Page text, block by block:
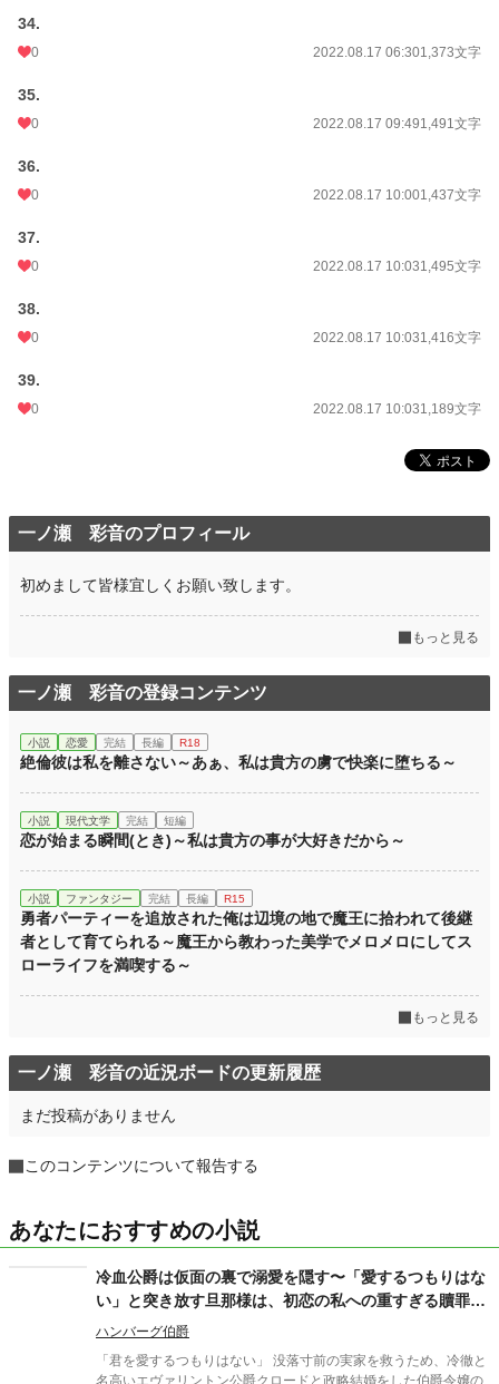
34.
0 2022.08.17 06:301,373文字
35.
0 2022.08.17 09:491,491文字
36.
0 2022.08.17 10:001,437文字
37.
0 2022.08.17 10:031,495文字
38.
0 2022.08.17 10:031,416文字
39.
0 2022.08.17 10:031,189文字
一ノ瀬 彩音のプロフィール
初めまして皆様宜しくお願い致します。
もっと見る
一ノ瀬 彩音の登録コンテンツ
小説 恋愛 完結 長編 R18
絶倫彼は私を離さない～あぁ、私は貴方の虜で快楽に堕ちる～
小説 現代文学 完結 短編
恋が始まる瞬間(とき)～私は貴方の事が大好きだから～
小説 ファンタジー 完結 長編 R15
勇者パーティーを追放された俺は辺境の地で魔王に拾われて後継
者として育てられる～魔王から教わった美学でメロメロにしてス
ローライフを満喫する～
もっと見る
一ノ瀬 彩音の近況ボードの更新履歴
まだ投稿がありません
このコンテンツについて報告する
あなたにおすすめの小説
冷血公爵は仮面の裏で溺愛を隠す〜「愛するつもりはな
い」と突き放す旦那様は、初恋の私への重すぎる贖罪と
執着を抱えていました〜
ハンバーグ伯爵
「君を愛するつもりはない」 没落寸前の実家を救うため、冷徹と
名高いエヴァリントン公爵クロードと政略結婚をした伯爵令嬢の